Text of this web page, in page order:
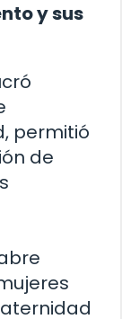
y sus
permitió
de